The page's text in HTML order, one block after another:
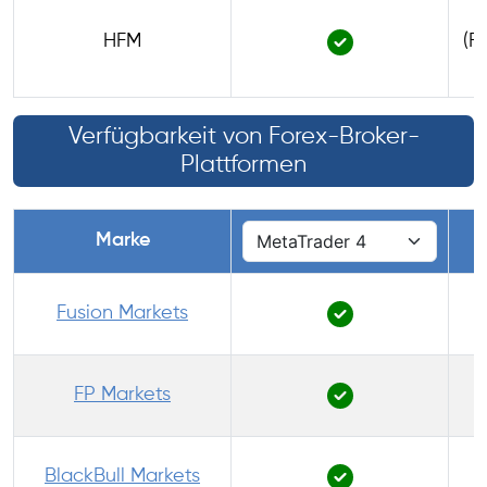
HFM
Verfügbarkeit von Forex-Broker-
Plattformen
Marke
Fusion Markets
FP Markets
BlackBull Markets